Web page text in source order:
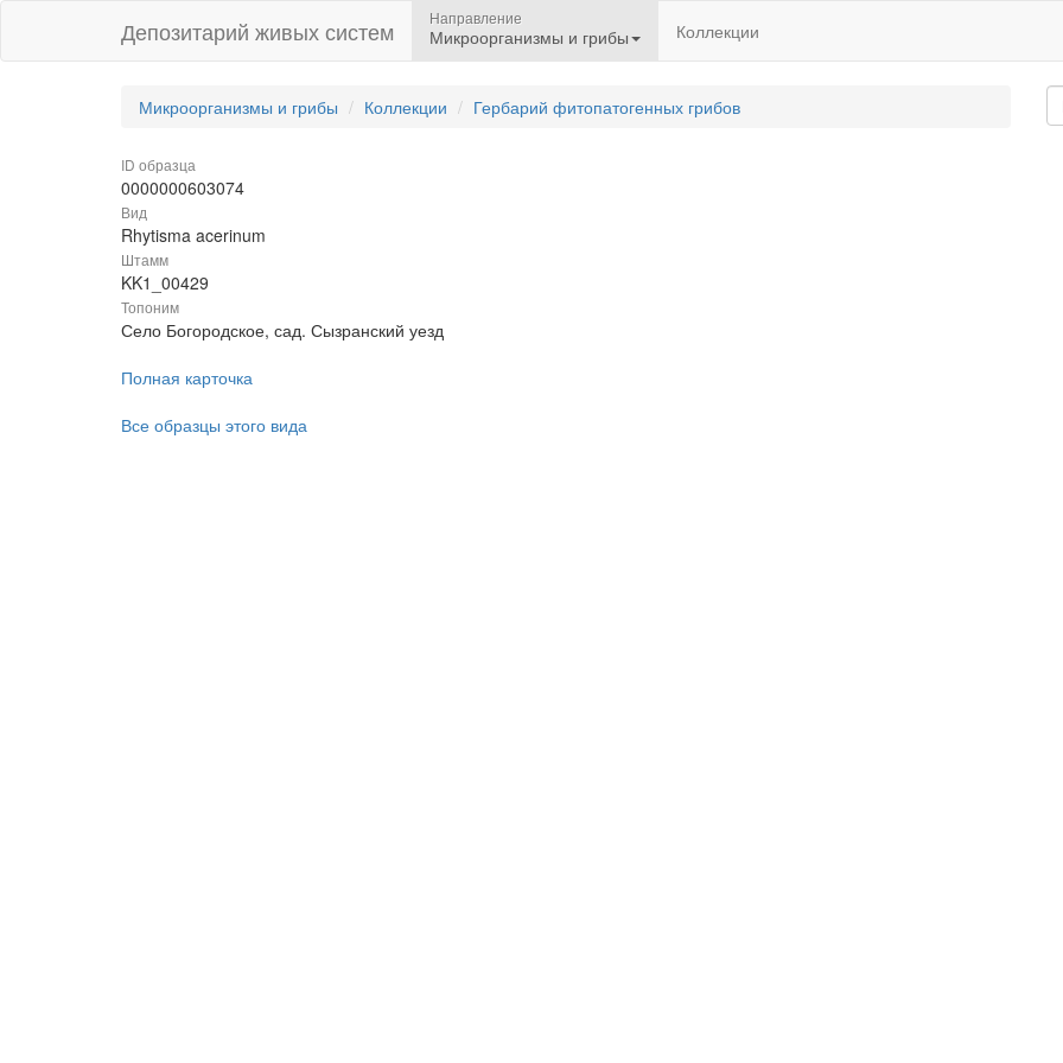
Депозитарий живых систем Направление
Микроорганизмы и грибы Коллекции
Микроорганизмы и грибы Коллекции Гербарий фитопатогенных грибов
ID образца
0000000603074
Вид
Rhytisma acerinum
Штамм
KK1_00429
Топоним
Село Богородское, сад. Сызранский уезд
Полная карточка
Все образцы этого вида